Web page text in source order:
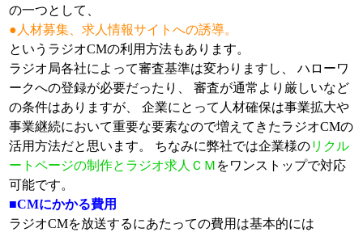
の一つとして、
●人材募集、求人情報サイトへの誘導。
というラジオCMの利用方法もあります。
ラジオ局各社によって審査基準は変わりますし、 ハローワ
ークへの登録が必要だったり、 審査が通常より厳しいなど
の条件はありますが、 企業にとって人材確保は事業拡大や
事業継続において重要な要素なので増えてきたラジオCMの
活用方法だと思います。 ちなみに弊社では企業様のリクル
ートページの制作とラジオ求人ＣＭ をワンストップで対応
可能です。
■CMにかかる費用
ラジオCMを放送するにあたっての費用は基本的には